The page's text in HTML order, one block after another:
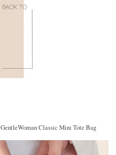
GentleWoman Classic Mini Tote Bag